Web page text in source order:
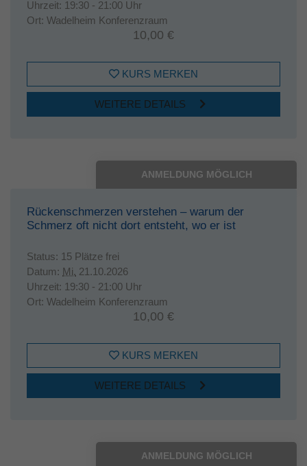
Uhrzeit: 19:30 - 21:00 Uhr
Ort: Wadelheim Konferenzraum
10,00 €
KURS MERKEN
WEITERE DETAILS
ANMELDUNG MÖGLICH
Rückenschmerzen verstehen – warum der
Schmerz oft nicht dort entsteht, wo er ist
Status: 15 Plätze frei
Datum: Mi. 21.10.2026
Uhrzeit: 19:30 - 21:00 Uhr
Ort: Wadelheim Konferenzraum
10,00 €
KURS MERKEN
WEITERE DETAILS
ANMELDUNG MÖGLICH